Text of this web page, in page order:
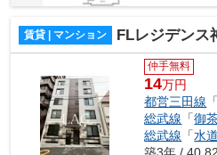
賃貸 | マンション FLレジデンス
仲手無料
14万円
都営三田線
総武線 「御
総武線 「水